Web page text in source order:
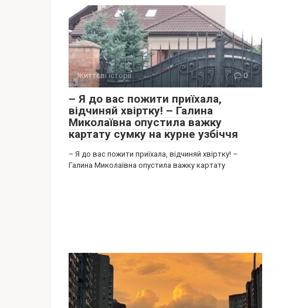
Життєві історії 0
– Я до вас пожити приїхала,
відчиняй хвіртку! – Галина
Миколаївна опустила важку
картату сумку на курне узбіччя
– Я до вас пожити приїхала, відчиняй хвіртку! –
Галина Миколаївна опустила важку картату